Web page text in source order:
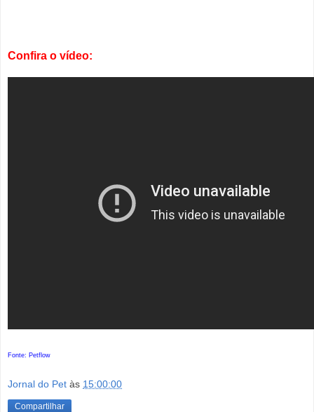
Confira o vídeo:
Fonte: Petflow
Jornal do Pet às 15:00:00
Compartilhar